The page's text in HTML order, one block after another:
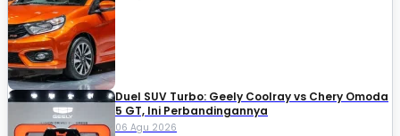
Duel SUV Turbo: Geely Coolray vs Chery Omoda
5 GT, Ini Perbandingannya
06 Agu 2026